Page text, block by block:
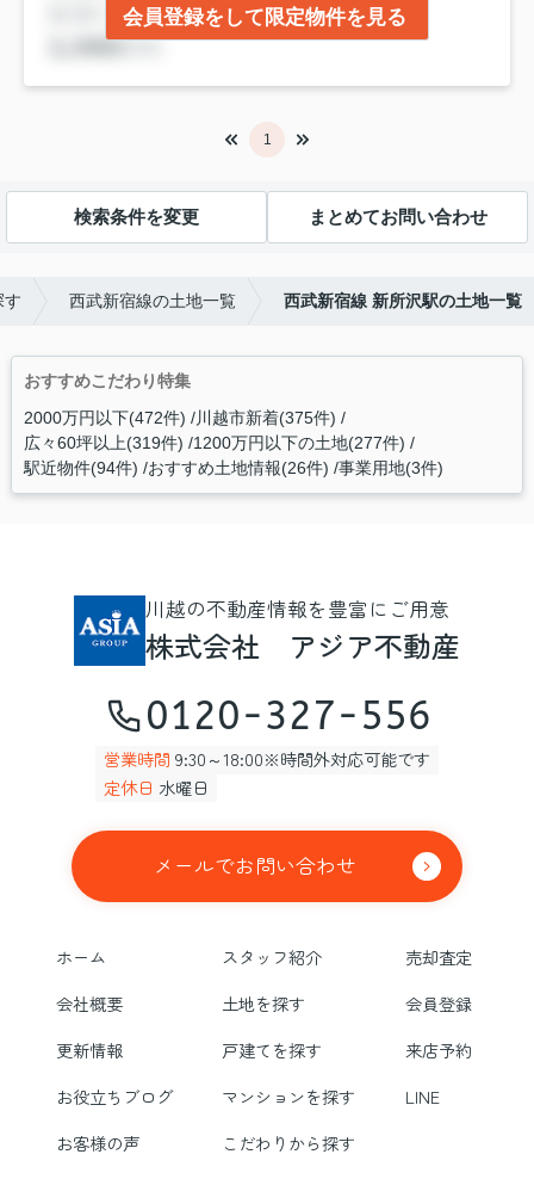
会員登録をして限定物件を見る
1
検索条件を変更 まとめてお問い合わせ
す 西武新宿線の土地一覧 西武新宿線 新所沢駅の土地一覧
おすすめこだわり特集
2000万円以下(472件) 川越市新着(375件)
広々60坪以上(319件) 1200万円以下の土地(277件)
駅近物件(94件) おすすめ土地情報(26件) 事業用地(3件)
川越の不動産情報を豊富にご用意
株式会社 アジア不動産
0120-327-556
営業時間 9:30～18:00※時間外対応可能です
定休日 水曜日
メールでお問い合わせ
ホーム スタッフ紹介
売却査定
会社概要
土地を探す
会員登録
更新情報
戸建てを探す
来店予約
お役立ちブログ
マンションを探す
LINE
お客様の声
こだわりから探す